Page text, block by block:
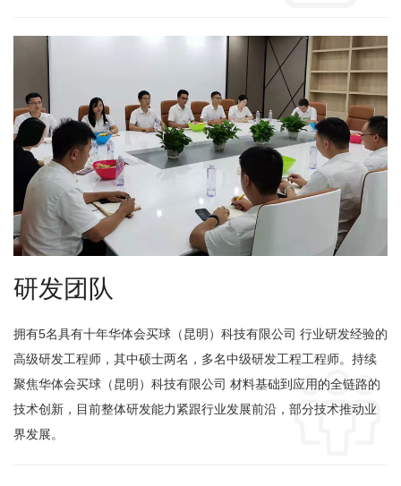
研发团队
拥有5名具有十年华体会买球（昆明）科技有限公司 行业研发经验的
高级研发工程师，其中硕士两名，多名中级研发工程工程师。 持续
聚焦华体会买球（昆明）科技有限公司 材料基础到应用的全链路的
技术创新， 目前整体研发能力紧跟行业发展前沿，部分技术推动业
界发展。
